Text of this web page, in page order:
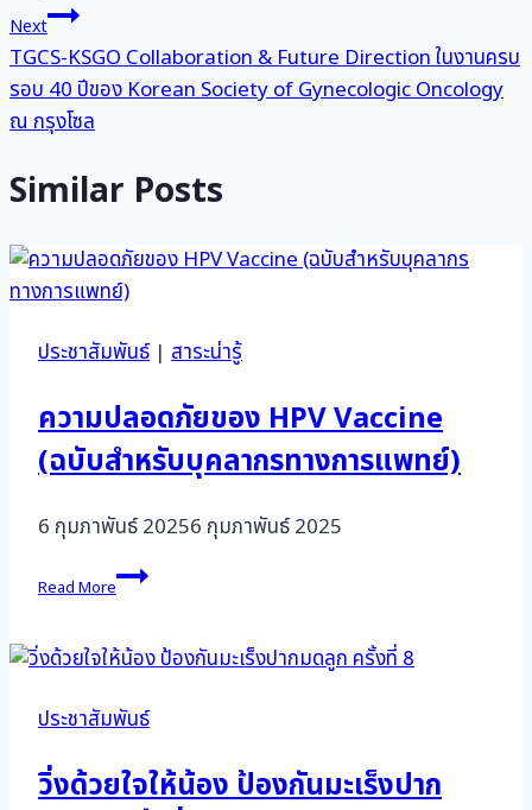
Next
TGCS-KSGO Collaboration & Future Direction ในงานครบ
รอบ 40 ปีของ Korean Society of Gynecologic Oncology
ณ กรุงโซล
Similar Posts
ประชาสัมพันธ์| สาระน่ารู้
ความปลอดภัยของ HPV Vaccine
(ฉบับสำหรับบุคลากรทางการแพทย์)
6 กุมภาพันธ์ 20256 กุมภาพันธ์ 2025
Read More
ความ
ปลอดภัย
Vaccine
สำหรับ
บุคลากร
แพทย์)
ประชาสัมพันธ์
วิ่งด้วยใจให้น้อง ป้องกันมะเร็งปาก